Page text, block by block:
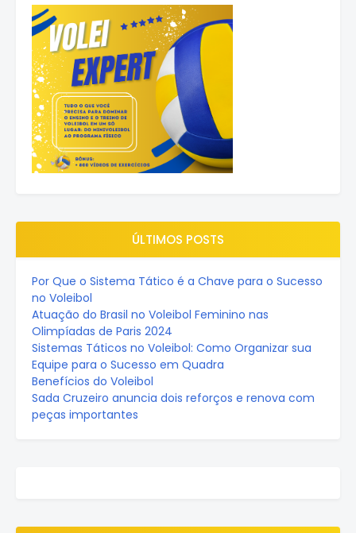
ÚLTIMOS POSTS
Por Que o Sistema Tático é a Chave para o Sucesso
no Voleibol
Atuação do Brasil no Voleibol Feminino nas
Olimpíadas de Paris 2024
Sistemas Táticos no Voleibol: Como Organizar sua
Equipe para o Sucesso em Quadra
Benefícios do Voleibol
Sada Cruzeiro anuncia dois reforços e renova com
peças importantes